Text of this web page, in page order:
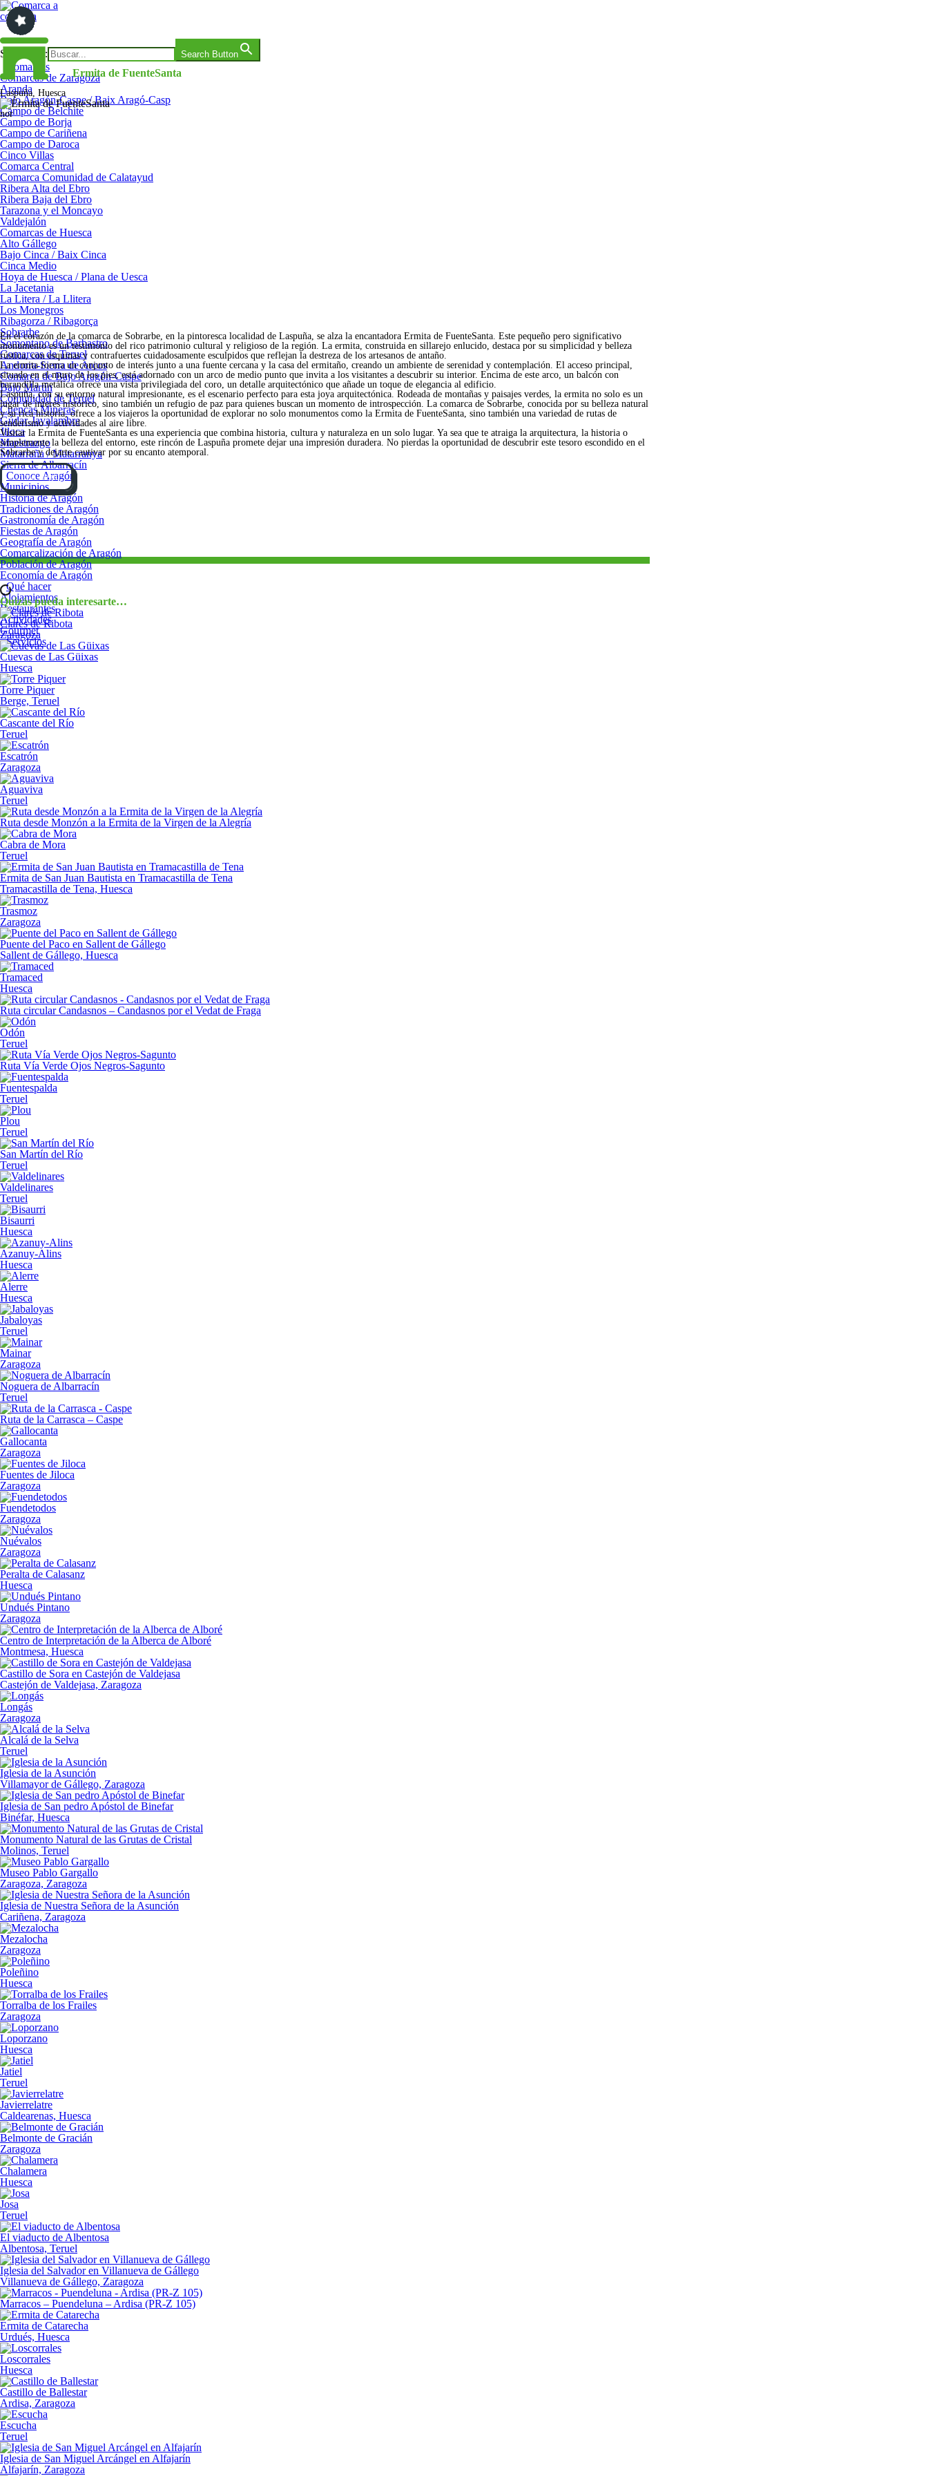
Saltar
al
contenido
Comarca a comarca
Search for: Search Button
Comarcas
Comarcas de Zaragoza
Aranda
Bajo Aragón-Caspe / Baix Aragó-Casp
Campo de Belchite
Campo de Borja
Campo de Cariñena
Campo de Daroca
Cinco Villas
Comarca Central
Comarca Comunidad de Calatayud
Ribera Alta del Ebro
Ribera Baja del Ebro
Tarazona y el Moncayo
Valdejalón
Comarcas de Huesca
Alto Gállego
Bajo Cinca / Baix Cinca
Cinca Medio
Hoya de Huesca / Plana de Uesca
La Jacetania
La Litera / La Llitera
Los Monegros
Ribagorza / Ribagorça
Sobrarbe
Somontano de Barbastro
Comarcas de Teruel
Andorra-Sierra de Arcos
Comarca de Bajo Aragón-Caspe
Bajo Martín
Comunidad de Teruel
Cuencas Mineras
Gúdar-Javalambre
Jiloca
Maestrazgo
Matarraña / Matarranya
Sierra de Albarracín
Conoce Aragón
Municipios
Historia de Aragón
Tradiciones de Aragón
Gastronomía de Aragón
Fiestas de Aragón
Geografía de Aragón
Comarcalización de Aragón
Población de Aragón
Economía de Aragón
Qué hacer
Alojamientos
Restaurantes
Actividades
Gourmet
Servicios
Ermita de FuenteSanta
Laspuña, Huesca
nor
En el corazón de la comarca de Sobrarbe, en la pintoresca localidad de Laspuña, se alza la encantadora Ermita de FuenteSanta. Este pequeño pero significativo
monumento es un testimonio del rico patrimonio cultural y religioso de la región. La ermita, construida en sillarejo enlucido, destaca por su simplicidad y belleza
rústica, con esquinas y contrafuertes cuidadosamente esculpidos que reflejan la destreza de los artesanos de antaño.
La ermita forma un conjunto de interés junto a una fuente cercana y la casa del ermitaño, creando un ambiente de serenidad y contemplación. El acceso principal,
situado en el muro de los pies, está adornado con un arco de medio punto que invita a los visitantes a descubrir su interior. Encima de este arco, un balcón con
barandilla metálica ofrece una vista privilegiada del coro, un detalle arquitectónico que añade un toque de elegancia al edificio.
Laspuña, con su entorno natural impresionante, es el escenario perfecto para esta joya arquitectónica. Rodeada de montañas y paisajes verdes, la ermita no solo es un
lugar de interés histórico, sino también un refugio de paz para quienes buscan un momento de introspección. La comarca de Sobrarbe, conocida por su belleza natural
y su rica historia, ofrece a los viajeros la oportunidad de explorar no solo monumentos como la Ermita de FuenteSanta, sino también una variedad de rutas de
senderismo y actividades al aire libre.
Visitar la Ermita de FuenteSanta es una experiencia que combina historia, cultura y naturaleza en un solo lugar. Ya sea que te atraiga la arquitectura, la historia o
simplemente la belleza del entorno, este rincón de Laspuña promete dejar una impresión duradera. No pierdas la oportunidad de descubrir este tesoro escondido en el
Sobrarbe y dejarte cautivar por su encanto atemporal.
Cómo llegar
Quizás pueda interesarte…
Clarés de Ribota
Zaragoza
Cuevas de Las Güixas
Huesca
Torre Piquer
Berge, Teruel
Cascante del Río
Teruel
Escatrón
Zaragoza
Aguaviva
Teruel
Ruta desde Monzón a la Ermita de la Virgen de la Alegría
Cabra de Mora
Teruel
Ermita de San Juan Bautista en Tramacastilla de Tena
Tramacastilla de Tena, Huesca
Trasmoz
Zaragoza
Puente del Paco en Sallent de Gállego
Sallent de Gállego, Huesca
Tramaced
Huesca
Ruta circular Candasnos – Candasnos por el Vedat de Fraga
Odón
Teruel
Ruta Vía Verde Ojos Negros-Sagunto
Fuentespalda
Teruel
Plou
Teruel
San Martín del Río
Teruel
Valdelinares
Teruel
Bisaurri
Huesca
Azanuy-Alins
Huesca
Alerre
Huesca
Jabaloyas
Teruel
Mainar
Zaragoza
Noguera de Albarracín
Teruel
Ruta de la Carrasca – Caspe
Gallocanta
Zaragoza
Fuentes de Jiloca
Zaragoza
Fuendetodos
Zaragoza
Nuévalos
Zaragoza
Peralta de Calasanz
Huesca
Undués Pintano
Zaragoza
Centro de Interpretación de la Alberca de Alboré
Montmesa, Huesca
Castillo de Sora en Castejón de Valdejasa
Castejón de Valdejasa, Zaragoza
Longás
Zaragoza
Alcalá de la Selva
Teruel
Iglesia de la Asunción
Villamayor de Gállego, Zaragoza
Iglesia de San pedro Apóstol de Binefar
Binéfar, Huesca
Monumento Natural de las Grutas de Cristal
Molinos, Teruel
Museo Pablo Gargallo
Zaragoza, Zaragoza
Iglesia de Nuestra Señora de la Asunción
Cariñena, Zaragoza
Mezalocha
Zaragoza
Poleñino
Huesca
Torralba de los Frailes
Zaragoza
Loporzano
Huesca
Jatiel
Teruel
Javierrelatre
Caldearenas, Huesca
Belmonte de Gracián
Zaragoza
Chalamera
Huesca
Josa
Teruel
El viaducto de Albentosa
Albentosa, Teruel
Iglesia del Salvador en Villanueva de Gállego
Villanueva de Gállego, Zaragoza
Marracos – Puendeluna – Ardisa (PR-Z 105)
Ermita de Catarecha
Urdués, Huesca
Loscorrales
Huesca
Castillo de Ballestar
Ardisa, Zaragoza
Escucha
Teruel
Iglesia de San Miguel Arcángel en Alfajarín
Alfajarín, Zaragoza